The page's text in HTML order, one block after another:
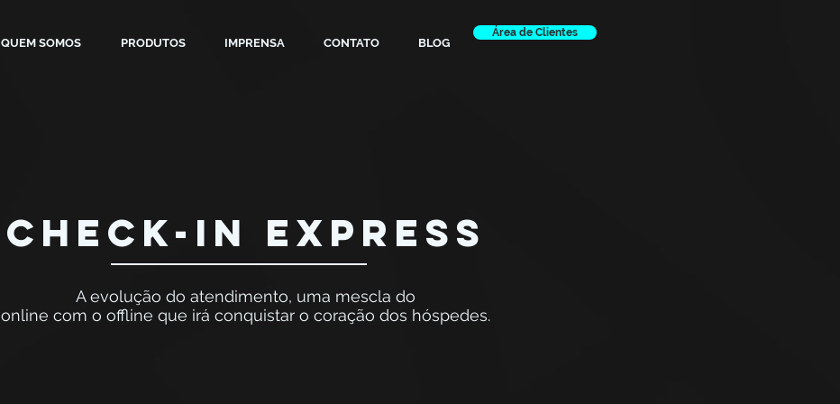
QUEM SOMOS PRODUTOS IMPRENSA CONTATO BLOG
Área de Clientes
CHECK-IN EXPRESS
A evolução do atendimento, uma mescla do
online com o offline que irá conquistar o coração dos hóspedes.